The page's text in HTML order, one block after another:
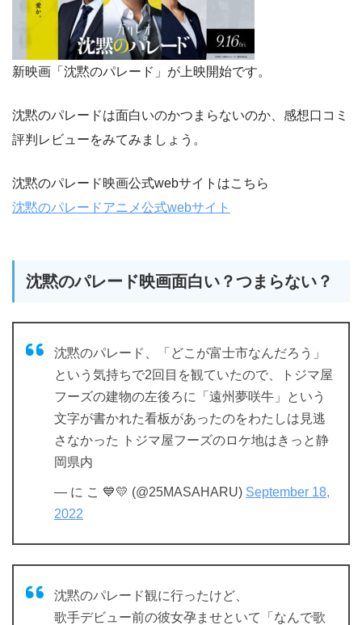
新映画「沈黙のパレード」が上映開始です。
沈黙のパレードは面白いのかつまらないのか、感想口コミ
評判レビューをみてみましょう。
沈黙のパレード映画公式webサイトはこちら
沈黙のパレードアニメ公式webサイト
沈黙のパレード映画面白い？つまらない？
沈黙のパレード、「どこが富士市なんだろう」
という気持ちで2回目を観ていたので、トジマ屋
フーズの建物の左後ろに「遠州夢咲牛」という
文字が書かれた看板があったのをわたしは見逃
さなかった トジマ屋フーズのロケ地はきっと静
岡県内
— に こ 💙💛 (@25MASAHARU) September 18,
2022
沈黙のパレード観に行ったけど、
歌手デビュー前の彼女孕ませといて「なんで歌